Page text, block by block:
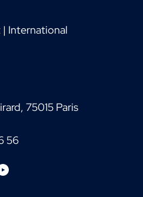
International
75015 Paris
56